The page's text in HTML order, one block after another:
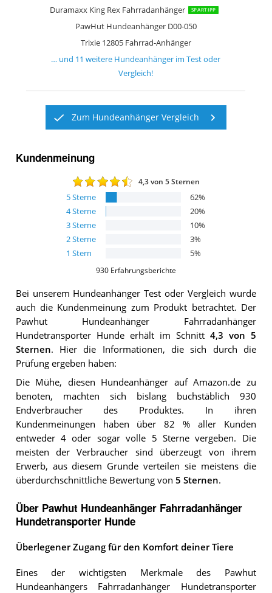
Duramaxx King Rex Fahrradanhänger SPARTIPP
PawHut Hundeanhänger D00-050
Trixie 12805 Fahrrad-Anhänger
… und 11 weitere Hundeanhänger im Test oder
Vergleich!
Zum Hundeanhänger Vergleich
Kundenmeinung
4,3von 5 Sternen
5Sterne 62%
4Sterne 20%
3Sterne 10%
2Sterne 3%
1 Stern 5%
930 Erfahrungsberichte
Bei unserem Hundeanhänger Test oder Vergleich wurde
auch die Kundenmeinung zum Produkt betrachtet. Der
Pawhut Hundeanhänger Fahrradanhänger
Hundetransporter Hundeerhält im Schnitt 4,3 von 5
Sternen. Hier die Informationen, die sich durch die
Prüfung ergeben haben:
Die Mühe, diesen Hundeanhänger auf Amazon.de zu
benoten, machten sich bislang buchstäblich 930
Endverbraucher des Produktes. In ihren
Kundenmeinungen haben über 82 % aller Kunden
entweder 4 oder sogar volle 5 Sterne vergeben. Die
meisten der Verbraucher sind überzeugt von ihrem
Erwerb, aus diesem Grunde verteilen sie meistens die
überdurchschnittliche Bewertung von 5 Sternen.
Über Pawhut Hundeanhänger Fahrradanhänger
Hundetransporter Hunde
Überlegener Zugang für den Komfort deiner Tiere
Eines der wichtigsten Merkmale des Pawhut
Hundeanhängers Fahrradanhänger Hundetransporter